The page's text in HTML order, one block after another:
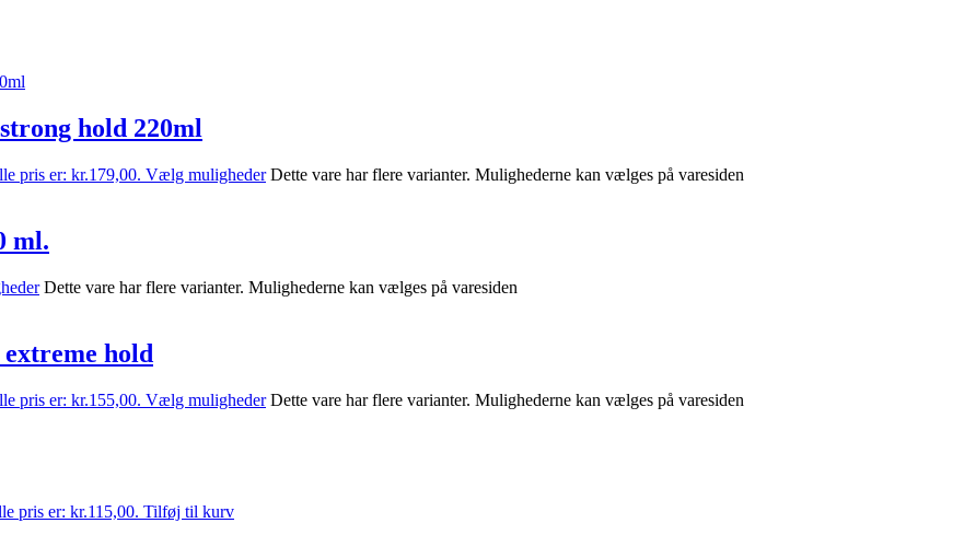
hold 220ml
pris er: kr.179,00. Vælg muligheder Dette vare har flere varianter. Mulighederne kan vælges på varesiden
ml.
Dette vare har flere varianter. Mulighederne kan vælges på varesiden
hold
pris er: kr.155,00. Vælg muligheder Dette vare har flere varianter. Mulighederne kan vælges på varesiden
pris er: kr.115,00. Tilføj til kurv